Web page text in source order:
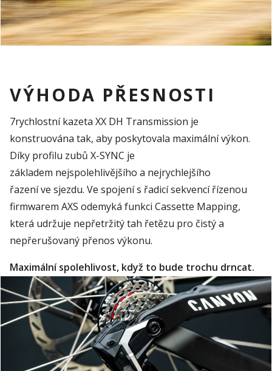
VÝHODA PŘESNOSTI
7rychlostní kazeta XX DH Transmission je
konstruována tak, aby poskytovala maximální výkon.
Díky profilu zubů X-SYNC je
základem nejspolehlivějšího a nejrychlejšího
řazení ve sjezdu. Ve spojení s řadicí sekvencí řízenou
firmwarem AXS odemyká funkci Cassette Mapping,
která udržuje nepřetržitý tah řetězu pro čistý a
nepřerušovaný přenos výkonu.
Maximální spolehlivost, když to bude trochu drncat.